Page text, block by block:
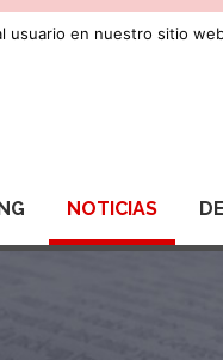
NOTICIAS
usuario en nuestro sitio